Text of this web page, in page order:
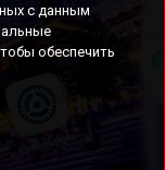
с данным
обеспечить